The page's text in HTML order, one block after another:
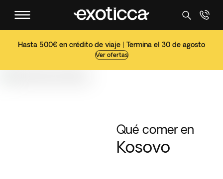
Hasta 500€ en crédito de viaje | Termina el 30 de agosto
Ver ofertas
Qué comer en
Kosovo